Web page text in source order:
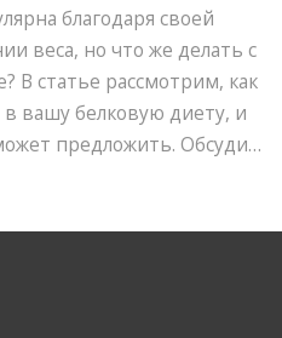
благодаря своей
веса, но что же делать с
В статье рассмотрим, как
вашу белковую диету, и
предложить. Обсудим
свое меню, не